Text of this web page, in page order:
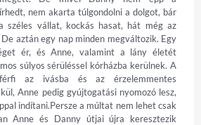
nem akarta túlgondolni a dolgot, bár
széles vállat, kockás hasat, hát még az
aztán egy nap minden megváltozik. Egy
ér, és Anne, valamint a lány életét
súlyos sérüléssel kórházba kerülnek. A
az ivásba és az érzelemmentes
Anne pedig gyújtogatási nyomozó lesz,
indítani.Persze a múltat nem lehet csak
Anne és Danny útjai újra keresztezik